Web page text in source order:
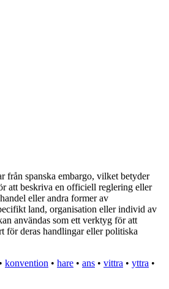
från spanska embargo, vilket betyder
att beskriva en officiell reglering eller
eller andra former av
land, organisation eller individ av
användas som ett verktyg för att
för deras handlingar eller politiska
• konvention • hare • ans • vittra • yttra •